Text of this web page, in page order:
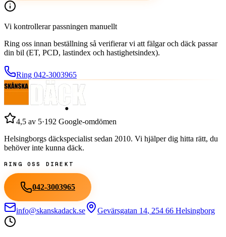
Vi kontrollerar passningen manuellt
Ring oss innan beställning så verifierar vi att fälgar och däck passar
din bil (ET, PCD, lastindex och hastighetsindex).
Ring 042-3003965
4,5 av 5·192 Google-omdömen
Helsingborgs däckspecialist sedan 2010. Vi hjälper dig hitta rätt, du
behöver inte kunna däck.
RING OSS DIREKT
042-3003965
info@skanskadack.se Gevärsgatan 14, 254 66 Helsingborg